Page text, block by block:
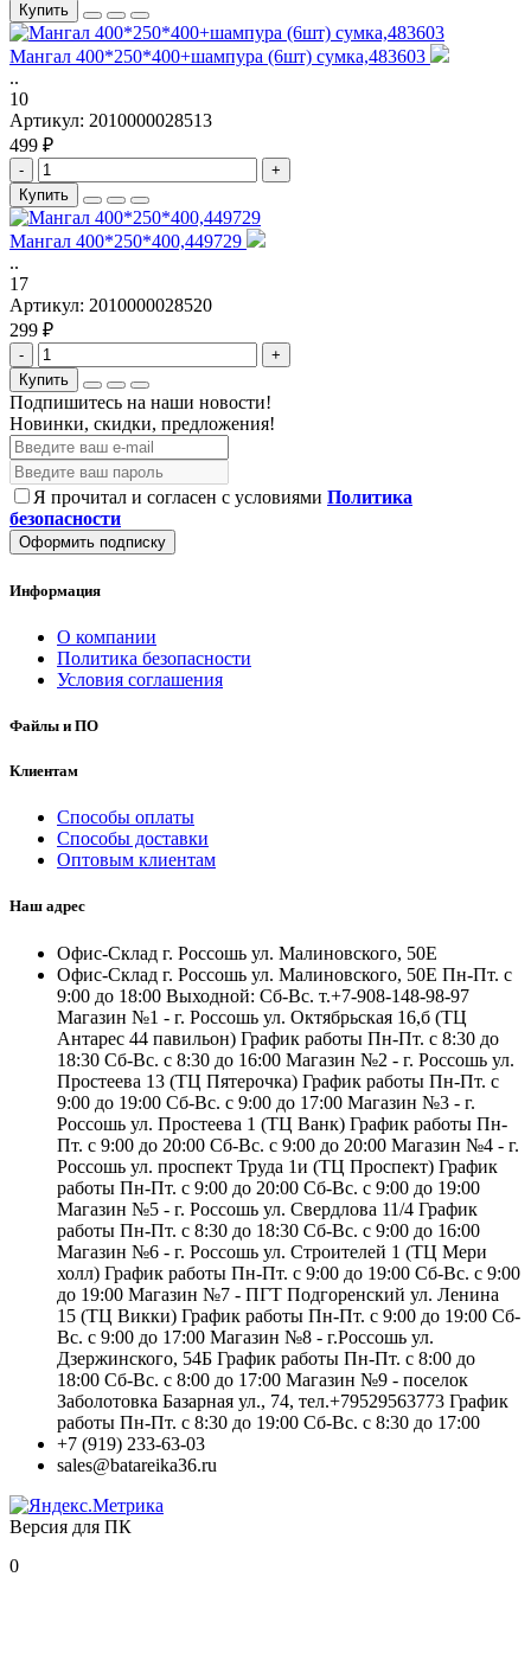
Купить
Мангал 400*250*400+шампура (6шт) сумка,483603
..
10
Артикул: 2010000028513
499 ₽
-
+
Купить
Мангал 400*250*400,449729
..
17
Артикул: 2010000028520
299 ₽
-
+
Купить
Подпишитесь на наши новости!
Новинки, скидки, предложения!
Я прочитал и согласен с условиями Политика
безопасности
Оформить подписку
Информация
О компании
Политика безопасности
Условия соглашения
Файлы и ПО
Клиентам
Способы оплаты
Способы доставки
Оптовым клиентам
Наш адрес
Офис-Склад г. Россошь ул. Малиновского, 50Е
Офис-Склад г. Россошь ул. Малиновского, 50Е Пн-Пт. с
9:00 до 18:00 Выходной: Сб-Вс. т.+7-908-148-98-97
Магазин №1 - г. Россошь ул. Октябрьская 16,б (ТЦ
Антарес 44 павильон) График работы Пн-Пт. с 8:30 до
18:30 Сб-Вс. с 8:30 до 16:00 Магазин №2 - г. Россошь ул.
Простеева 13 (ТЦ Пятерочка) График работы Пн-Пт. с
9:00 до 19:00 Сб-Вс. с 9:00 до 17:00 Магазин №3 - г.
Россошь ул. Простеева 1 (ТЦ Ванк) График работы Пн-
Пт. с 9:00 до 20:00 Сб-Вс. с 9:00 до 20:00 Магазин №4 - г.
Россошь ул. проспект Труда 1и (ТЦ Проспект) График
работы Пн-Пт. с 9:00 до 20:00 Сб-Вс. с 9:00 до 19:00
Магазин №5 - г. Россошь ул. Свердлова 11/4 График
работы Пн-Пт. с 8:30 до 18:30 Сб-Вс. с 9:00 до 16:00
Магазин №6 - г. Россошь ул. Строителей 1 (ТЦ Мери
холл) График работы Пн-Пт. с 9:00 до 19:00 Сб-Вс. с 9:00
до 19:00 Магазин №7 - ПГТ Подгоренский ул. Ленина
15 (ТЦ Викки) График работы Пн-Пт. с 9:00 до 19:00 Сб-
Вс. с 9:00 до 17:00 Магазин №8 - г.Россошь ул.
Дзержинского, 54Б График работы Пн-Пт. с 8:00 до
18:00 Сб-Вс. с 8:00 до 17:00 Магазин №9 - поселок
Заболотовка Базарная ул., 74, тел.+79529563773 График
работы Пн-Пт. с 8:30 до 19:00 Сб-Вс. с 8:30 до 17:00
+7 (919) 233-63-03
sales@batareika36.ru
Версия для ПК
0